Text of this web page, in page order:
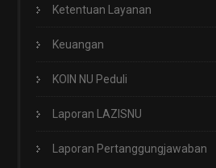
Ketentuan Layanan
Keuangan
KOIN NU Peduli
Laporan LAZISNU
Laporan Pertanggungjawaban